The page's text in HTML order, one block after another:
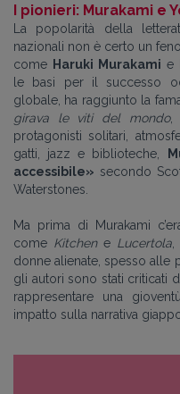
I pionieri: Murakami e
La popolarità della
nazionali non è certo un
come Haruki Murakami e
le basi per il successo
globale, ha raggiunto la
girava le viti del mondo,
protagonisti solitari,
gatti, jazz e biblioteche,
accessibile» secondo
Waterstones.
Ma prima di Murakami
come Kitchene Lucertola,
donne alienate, spesso alle
gli autori sono stati criticati
rappresentare una
impatto sulla narrativa